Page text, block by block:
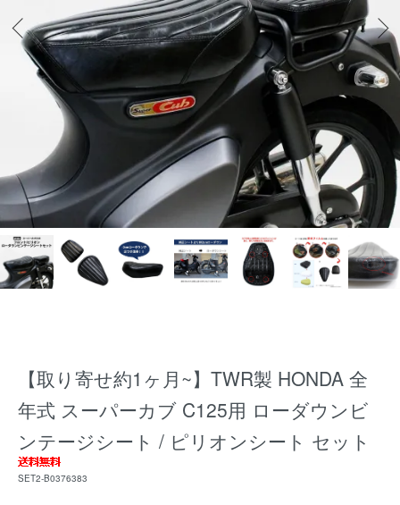
【取り寄せ約1ヶ月~】TWR製 HONDA 全
年式 スーパーカブ C125用 ローダウンビ
ンテージシート / ピリオンシート セット
SET2-B0376383